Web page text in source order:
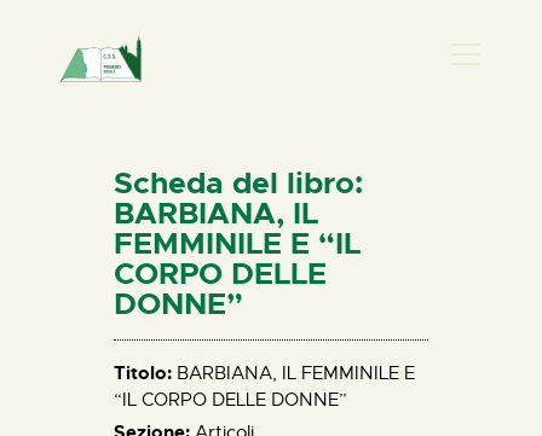
HOME
CHI SIAMO
NEWS
PERCORSI
BIBLIOTECA
ELISA SALERNO
CONTATTI
Scheda del libro:
BARBIANA, IL
FEMMINILE E “IL
CORPO DELLE
DONNE”
Titolo: BARBIANA, IL FEMMINILE E
“IL CORPO DELLE DONNE”